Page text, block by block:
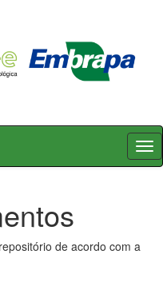
de acordo com a